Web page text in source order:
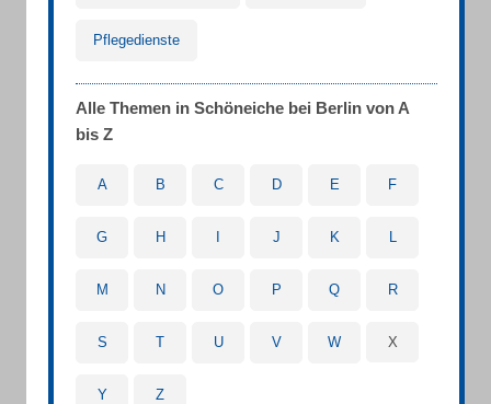
Pflegedienste
Alle Themen in Schöneiche bei Berlin von A
bis Z
A B C D E F
G H J K L
M N O P Q R
S T U V W X
Y Z